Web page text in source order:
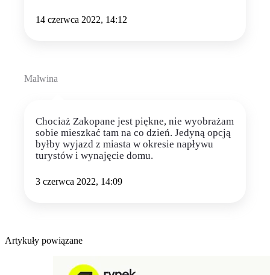
14 czerwca 2022, 14:12
Malwina
Chociaż Zakopane jest piękne, nie wyobrażam
sobie mieszkać tam na co dzień. Jedyną opcją
byłby wyjazd z miasta w okresie napływu
turystów i wynajęcie domu.
3 czerwca 2022, 14:09
Artykuły powiązane